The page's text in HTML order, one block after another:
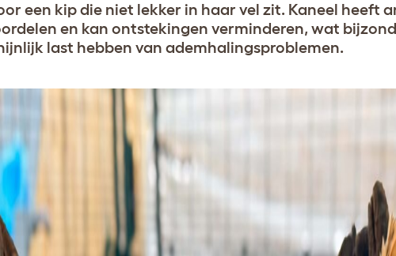
een kip die niet lekker in haar vel zit. Kaneel heeft
en kan ontstekingen verminderen, wat
last hebben van ademhalingsproblemen.